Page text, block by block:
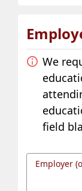
We
field
Employer